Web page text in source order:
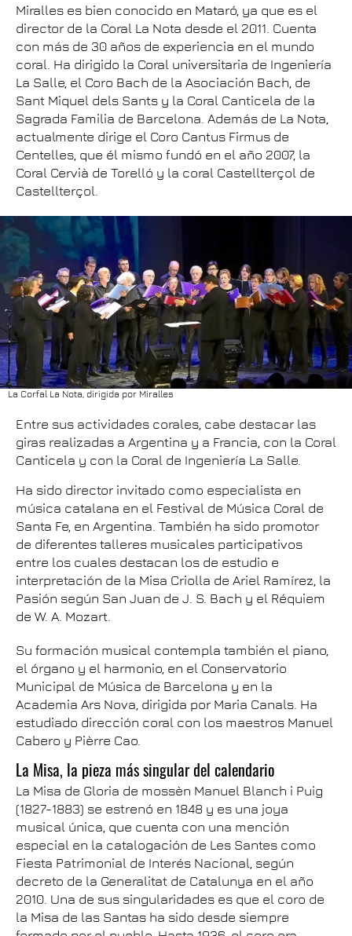
Miralles es bien conocido en Mataró, ya que es el
director de la Coral La Nota desde el 2011. Cuenta
con más de 30 años de experiencia en el mundo
coral. Ha dirigido la Coral universitaria de Ingeniería
La Salle, el Coro Bach de la Asociación Bach, de
Sant Miquel dels Sants y la Coral Canticela de la
Sagrada Familia de Barcelona. Además de La Nota,
actualmente dirige el Coro Cantus Firmus de
Centelles, que él mismo fundó en el año 2007, la
Coral Cervià de Torelló y la coral Castellterçol de
Castellterçol.
La Corfal La Nota, dirigida por Miralles
Entre sus actividades corales, cabe destacar las
giras realizadas a Argentina y a Francia, con la Coral
Canticela y con la Coral de Ingeniería La Salle.
Ha sido director invitado como especialista en
música catalana en el Festival de Música Coral de
Santa Fe, en Argentina. También ha sido promotor
de diferentes talleres musicales participativos
entre los cuales destacan los de estudio e
interpretación de la Misa Criolla de Ariel Ramírez, la
Pasión según San Juan de J. S. Bach y el Réquiem
de W. A. Mozart.
Su formación musical contempla también el piano,
el órgano y el harmonio, en el Conservatorio
Municipal de Música de Barcelona y en la
Academia Ars Nova, dirigida por Maria Canals. Ha
estudiado dirección coral con los maestros Manuel
Cabero y Pièrre Cao.
La Misa, la pieza más singular del calendario
La Misa de Gloria de mossèn Manuel Blanch i Puig
(1827-1883) se estrenó en 1848 y es una joya
musical única, que cuenta con una mención
especial en la catalogación de Les Santes como
Fiesta Patrimonial de Interés Nacional, según
decreto de la Generalitat de Catalunya en el año
2010. Una de sus singularidades es que el coro de
la Misa de las Santas ha sido desde siempre